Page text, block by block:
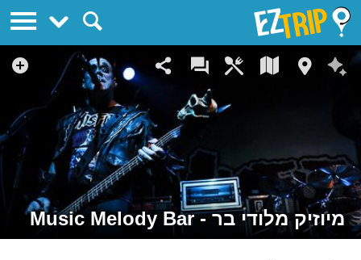
מיוזיק מלודי בר - Music Melody Bar
EZTrip